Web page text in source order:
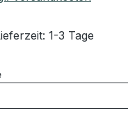
1-3 Tage
auswählen